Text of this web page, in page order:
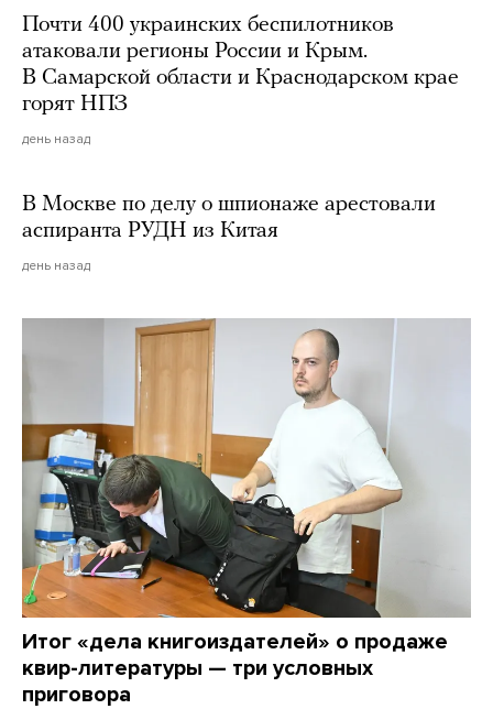
Почти 400 украинских беспилотников
атаковали регионы России и Крым.
В Самарской области и Краснодарском крае
горят НПЗ
день назад
В Москве по делу о шпионаже арестовали
аспиранта РУДН из Китая
день назад
Итог «дела книгоиздателей» о продаже
квир-литературы — три условных
приговора